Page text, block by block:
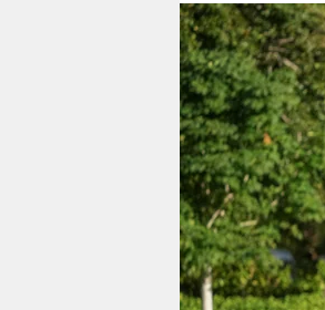
berlin
nord
wahrheit
verlag
verlag
shop